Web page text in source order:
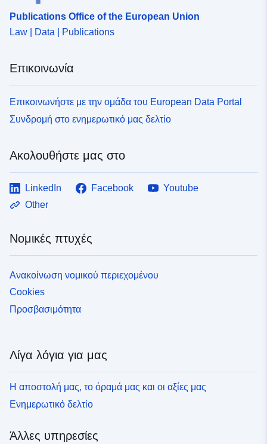
Publications Office of the European Union
Law | Data | Publications
Επικοινωνία
Επικοινωνήστε με την ομάδα του European Data Portal
Συνδρομή στο ενημερωτικό μας δελτίο
Ακολουθήστε μας στο
LinkedIn Facebook
Youtube
Other
Νομικές πτυχές
Ανακοίνωση νομικού περιεχομένου
Cookies
Προσβασιμότητα
Λίγα λόγια για μας
Η αποστολή μας, το όραμά μας και οι αξίες μας
Ενημερωτικό δελτίο
Άλλες υπηρεσίες